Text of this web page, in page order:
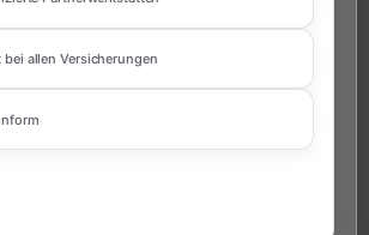
allen Versicherungen